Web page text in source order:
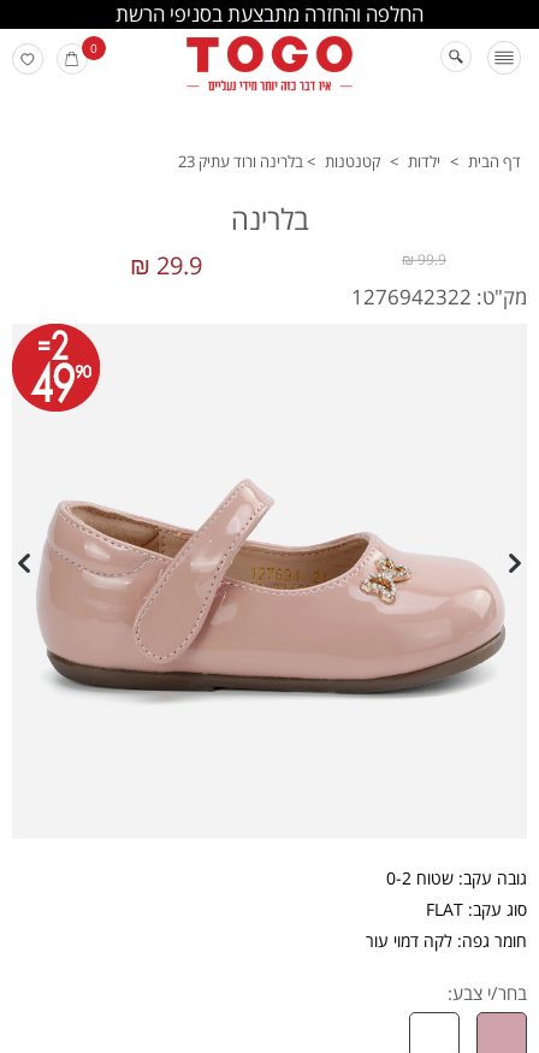
החלפה והחזרה מתבצעת בסניפי הרשת
0
דף הבית > ילדות > קטנטנות >בלרינה ורוד עתיק 23
בלרינה
29.9 ₪ 99.9 ₪
מק"ט: 1276942322
גובה עקב: שטוח 0-2
סוג עקב: FLAT
חומר גפה: לקה דמוי עור
בחר/י צבע: